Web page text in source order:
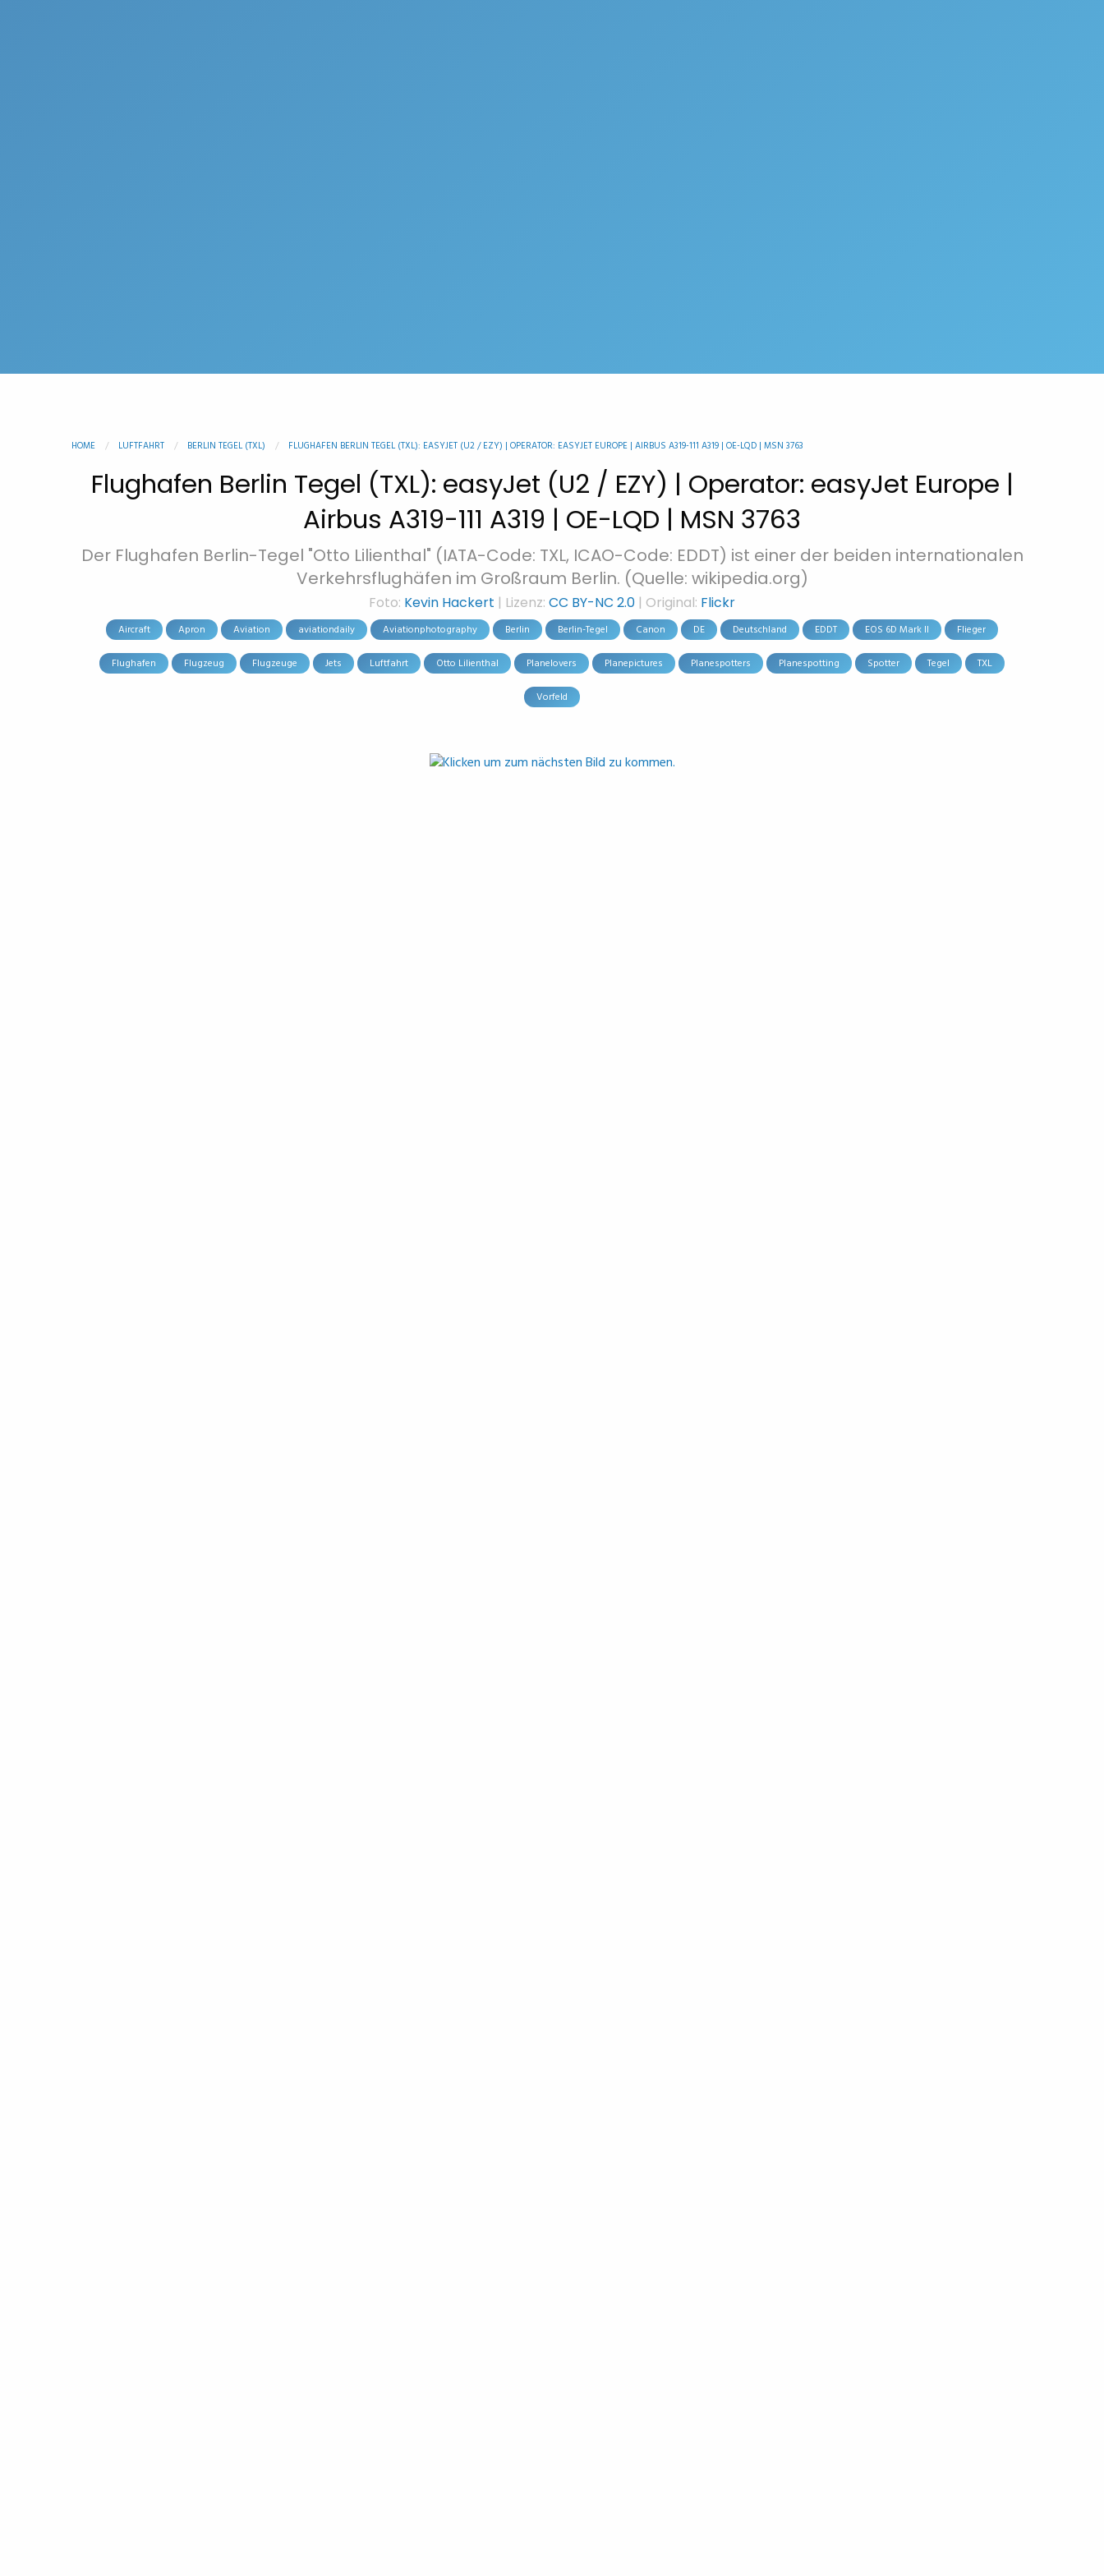
HOME LUFTFAHRT BERLIN TEGEL (TXL) FLUGHAFEN BERLIN TEGEL (TXL): EASYJET (U2 / EZY) | OPERATOR: EASYJET EUROPE | AIRBUS A319-111 A319 | OE-LQD | MSN 3763
Flughafen Berlin Tegel (TXL): easyJet (U2 / EZY) | Operator: easyJet Europe |
Airbus A319-111 A319 | OE-LQD | MSN 3763
Der Flughafen Berlin-Tegel "Otto Lilienthal" (IATA-Code: TXL, ICAO-Code: EDDT) ist einer der beiden internationalen
Verkehrsflughäfen im Großraum Berlin. (Quelle: wikipedia.org)
Foto: Kevin Hackert | Lizenz: CC BY-NC 2.0 | Original: Flickr
Aircraft Apron Aviation aviationdaily Aviationphotography Berlin Berlin-Tegel Canon DE Deutschland EDDT EOS 6D Mark II Flieger
Flughafen Flugzeug Flugzeuge Jets Luftfahrt Otto Lilienthal Planelovers Planepictures Planespotters Planespotting Spotter Tegel TXL
Vorfeld